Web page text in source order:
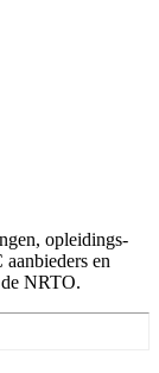
opleidings-
en
NRTO.